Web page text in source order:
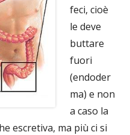
feci, cioè
le deve
buttare
fuori
(endoder
ma) e non
a caso la
escretiva, ma più ci si